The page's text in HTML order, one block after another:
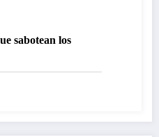
sabotean los